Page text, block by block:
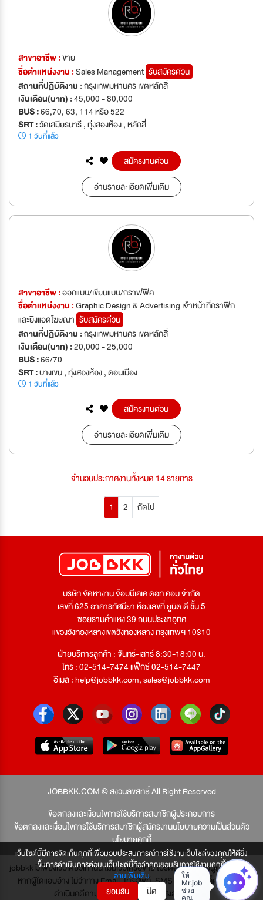
เว็บไซต์นี้มีการจัดเก็บคุกกี้เพื่อมอบประสบการณ์การใช้งานเว็บไซต์ของคุณให้ดียิ่ง
ขึ้นการดำเนินการต่อบนเว็บไซต์นี้ถือว่าคุณยอมรับการใช้งานคุกกี้
อ่านเพิ่มเติม
ยอมรับ ปิด
สาขาอาชีพ :ขาย
ชื่อตำเเหน่งงาน :Sales Management รับสมัครด่วน
สถานที่ปฏิบัติงาน :กรุงเทพมหานคร เขตหลักสี่
เงินเดือน(บาท) :45,000 - 80,000
BUS :66,70, 63, 114 หรือ 522
SRT :วัดเสมียรนารี , ทุ่งสองห้อง , หลักสี่
1 วันที่แล้ว
สมัครงานด่วน
อ่านรายละเอียดเพิ่มเติม
สาขาอาชีพ :ออกแบบ/เขียนแบบ/กราฟฟิค
ชื่อตำเเหน่งงาน :Graphic Design & Advertising เจ้าหน้าที่กราฟิก
และยิงแอดโฆษณา รับสมัครด่วน
สถานที่ปฏิบัติงาน :กรุงเทพมหานคร เขตหลักสี่
เงินเดือน(บาท) :20,000 - 25,000
BUS :66/70
SRT :บางเขน , ทุ่งสองห้อง , ดอนเมือง
1 วันที่แล้ว
สมัครงานด่วน
อ่านรายละเอียดเพิ่มเติม
จำนวนประกาศงานทั้งหมด 14 รายการ
1 2 ถัดไป
บริษัท จัดหางาน จ๊อบบีเคเค ดอท คอม จำกัด
เลขที่ 625 อาคารทัศนียา ห้องเลขที่ ยูนิต ดี ชั้น 5
ซอยรามคำแหง 39 ถนนประชาอุทิศ
แขวงวังทองหลางเขตวังทองหลาง กรุงเทพฯ 10310
ฝ่ายบริการลูกค้า : จันทร์-เสาร์ 8:30-18:00 น.
โทร : 02-514-7474 แฟ็กซ์ 02-514-7447
อีเมล :help@jobbkk.com,sales@jobbkk.com
JOBBKK.COM © สงวนลิขสิทธิ์ All Right Reserved
ข้อตกลงและเงื่อนไขการใช้บริการสมาชิกผู้ประกอบการ
ข้อตกลงและเงื่อนไขการใช้บริการสมาชิกผู้สมัครงานนโยบายความเป็นส่วนตัว
นโยบายคุกกี้
jobbkk มีเพียงเว็บเดียวเท่านั้น ไม่มีเว็บเครือข่าย โปรดอย่าหลงเชื่อผู้แอบอ้าง และ
หากผู้ใดแอบอ้าง ไม่ว่าทาง Email, โทรศัพท์, SMS หรือทางใดก็ตาม จะถูก
ดำเนินคดีตามที่กฎหมายบัญญัติไว้สูงสุด